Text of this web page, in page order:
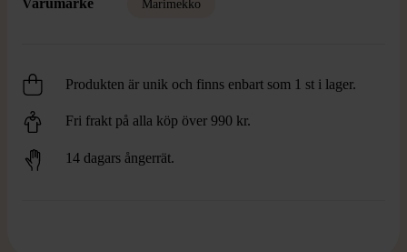
Varumärke Marimekko
Produkten är unik och finns enbart som 1 st i lager.
Fri frakt på alla köp över 990 kr.
14 dagars ångerrät.